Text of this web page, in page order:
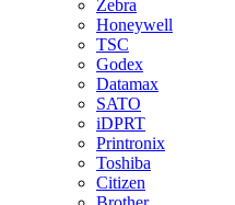
Zebra
Honeywell
TSC
Godex
Datamax
SATO
iDPRT
Printronix
Toshiba
Citizen